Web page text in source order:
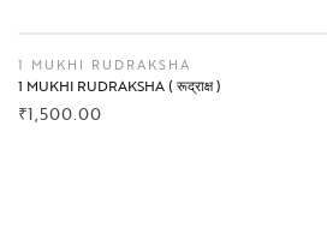
1 MUKHI RUDRAKSHA
1 MUKHI RUDRAKSHA ( रूद्राक्ष )
₹1,500.00